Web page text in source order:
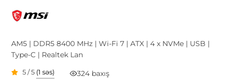
AM5 | DDR5 8400 MHz | Wi-Fi 7 | ATX | 4 x NVMe | USB |
Type-C | Realtek Lan
5 / 5 (1 səs) 324 baxış